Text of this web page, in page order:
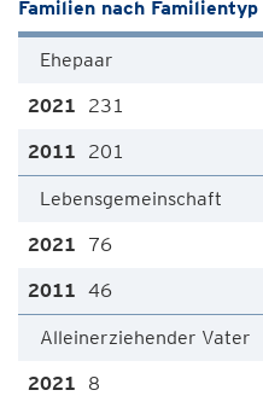
Familien nach Familientyp
Ehepaar
231
201
Lebensgemeinschaft
76
46
Alleinerziehender Vater
8